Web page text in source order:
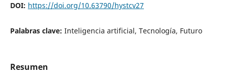
DOI: https://doi.org/10.63790/hystcv27
Palabras clave: Inteligencia artificial, Tecnología, Futuro
Resumen